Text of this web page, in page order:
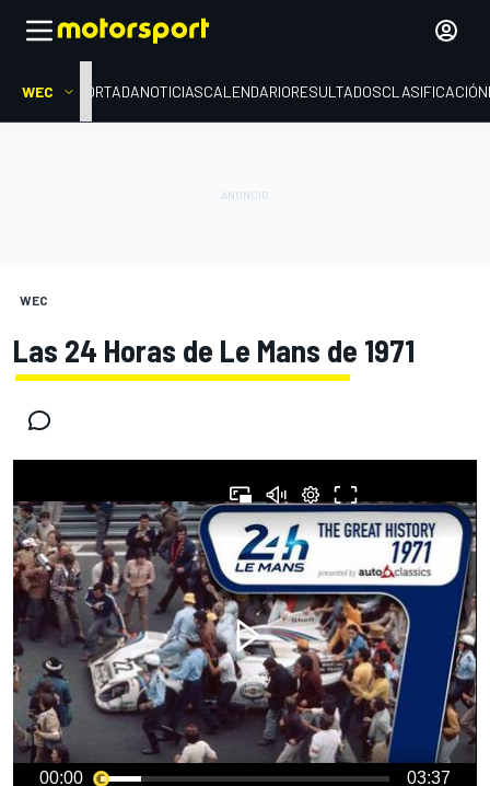
WEC PORTADANOTICIASCALENDARIORESULTADOSCLASIFICACIÓN
WEC
Las 24 Horas de Le Mans de 1971
00:00 03:37